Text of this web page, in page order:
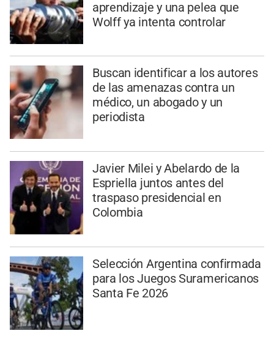
aprendizaje y una pelea que
Wolff ya intenta controlar
Buscan identificar a los autores
de las amenazas contra un
médico, un abogado y un
periodista
Javier Milei y Abelardo de la
Espriella juntos antes del
traspaso presidencial en
Colombia
Selección Argentina confirmada
para los Juegos Suramericanos
Santa Fe 2026